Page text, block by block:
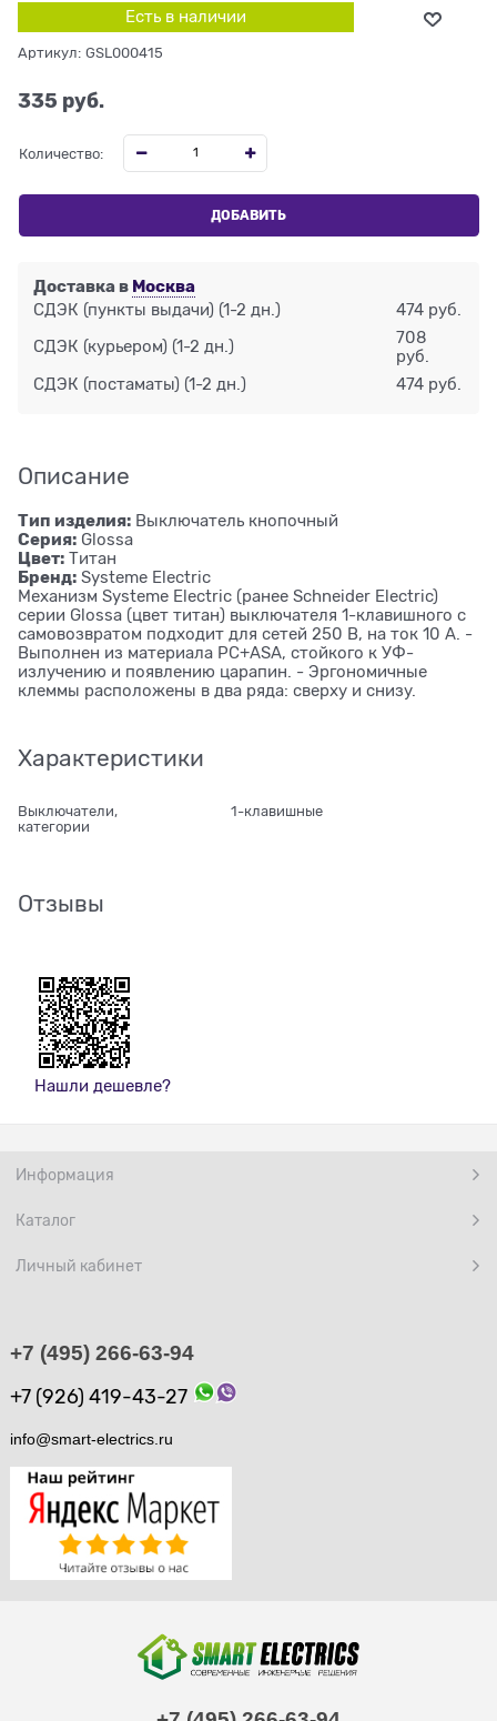
Есть в наличии
Артикул: GSL000415
335 руб.
Количество:
ДОБАВИТЬ
Доставка в Москва
СДЭК (пункты выдачи) (1-2 дн.) 474 руб.
СДЭК (курьером) (1-2 дн.)
708
руб.
СДЭК (постаматы) (1-2 дн.) 474 руб.
Описание
Тип изделия: Выключатель кнопочный
Серия: Glossa
Цвет: Титан
Бренд: Systeme Electric
Механизм Systeme Electric (ранее Schneider Electric)
серии Glossa (цвет титан) выключателя 1-клавишного с
самовозвратом подходит для сетей 250 В, на ток 10 А. -
Выполнен из материала PС+ASA, стойкого к УФ-
излучению и появлению царапин. - Эргономичные
клеммы расположены в два ряда: сверху и снизу.
Характеристики
Выключатели,
категории
1-клавишные
Отзывы
Нашли дешевле?
Информация
Каталог
Личный кабинет
+7 (495) 266-63-94
+7 (926) 419-43-27
info@smart-electrics.ru